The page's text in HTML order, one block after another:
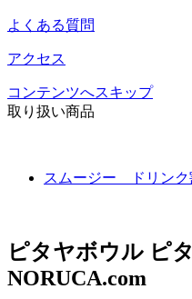
よくある質問
アクセス
コンテンツへスキップ
取り扱い商品
スムージー ドリンク
ピタヤボウル ピ
NORUCA.com